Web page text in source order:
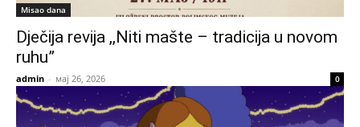
Misao dana
D‌ječija revija ,,Niti mašte – tradicija u novom
ruhu”
admin - мај 26, 2026 0